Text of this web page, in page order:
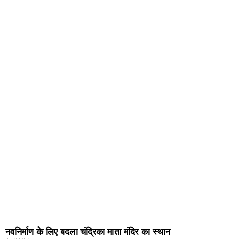
नवनिर्माण के लिए बदला चंद्रिका माता मंदिर का स्थान